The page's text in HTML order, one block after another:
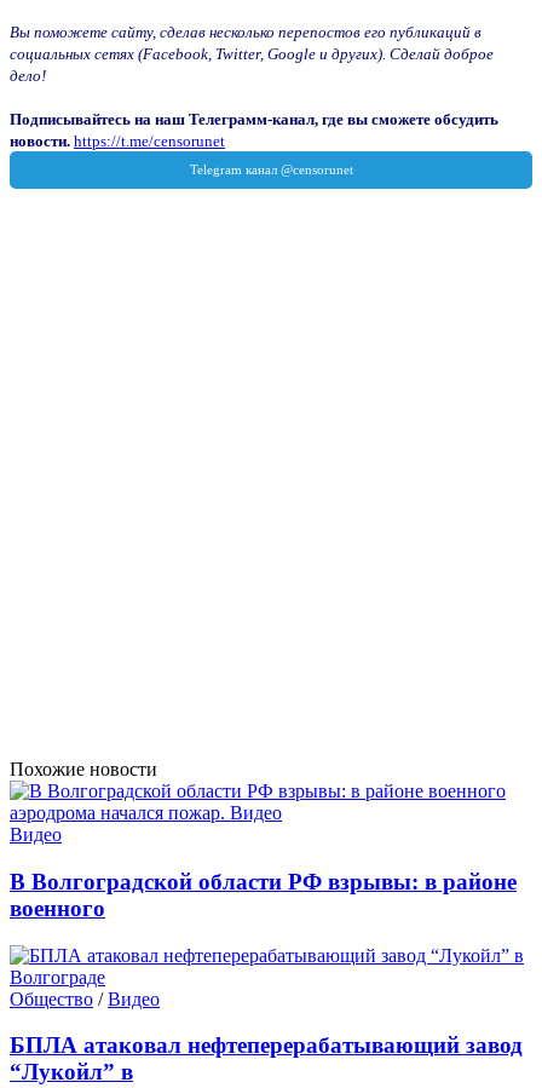
Вы поможете сайту, сделав несколько перепостов его публикаций в
социальных сетях (Facebook, Twitter, Google и других). Сделай доброе
дело!
Подписывайтесь на наш Телеграмм-канал, где вы сможете обсудить
новости. https://t.me/censorunet
Похожие новости
Видео
В Волгоградской области РФ взрывы: в районе
военного
Общество /Видео
БПЛА атаковал нефтеперерабатывающий завод
“Лукойл” в